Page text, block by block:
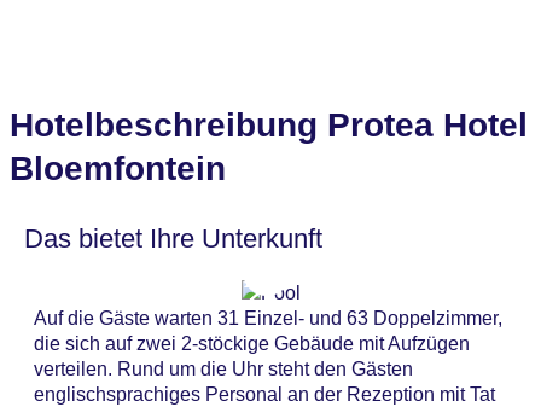
Hotelbeschreibung Protea Hotel
Bloemfontein
Das bietet Ihre Unterkunft
Auf die Gäste warten 31 Einzel- und 63 Doppelzimmer,
die sich auf zwei 2-stöckige Gebäude mit Aufzügen
verteilen. Rund um die Uhr steht den Gästen
englischsprachiges Personal an der Rezeption mit Tat